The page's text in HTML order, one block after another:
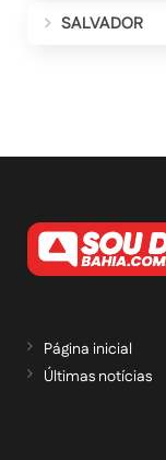
SALVADOR
Página inicial
Últimas notícias